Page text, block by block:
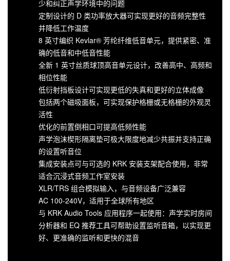
少和纠正声学环境中的问题
定制设计的 D 类功率放大器可实现更好的音频完整性
并降低工作温度
8 英寸编织 Kevlar® 芳纶纤维低音单元，提供紧密、准
确的低音和中低音性能
全新 1 英寸丝质球顶高音单元设计，改善高中、高频和
相位性能
低衍射挡板设计可实现更低的失真和更好的立体成像
包括两个磁吸面板，可实现保护格栅或无格栅的外观灵
活性
优化的前置倒相口可提高低频性能
声学泡沫楔形隔离垫可极大限度地减少共振并支持正确
的设置听音位
集成安装点可与可选的 KRK 安装支架配合使用，非常
适合沉浸式音频工作室安装
XLR/TRS 组合模拟输入，与音频设备广泛兼容
AC 100-240V，适用于全球所有地区
与 KRK Audio Tools 应用程序一起使用：声学实时房间
分析器和 EQ 推荐工具可帮助设置监听音箱，以实现更
好、更准确的监听和更快的混音